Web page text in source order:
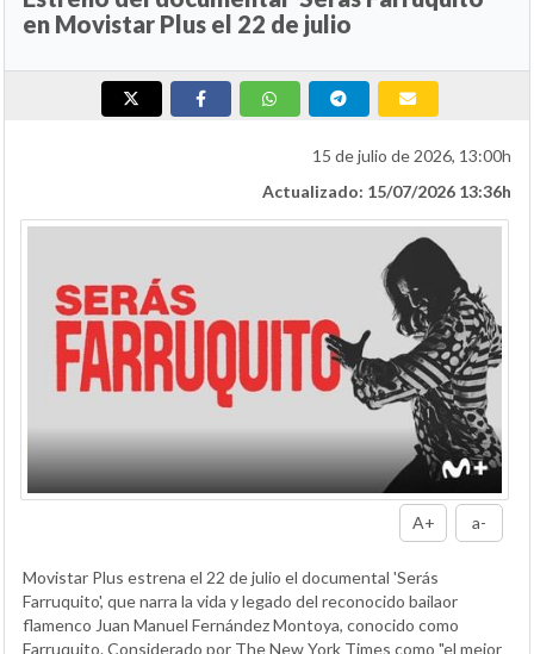
en Movistar Plus el 22 de julio
15 de julio de 2026, 13:00h
Actualizado: 15/07/2026 13:36h
A+ a-
Movistar Plus estrena el 22 de julio el documental 'Serás
Farruquito', que narra la vida y legado del reconocido bailaor
flamenco Juan Manuel Fernández Montoya, conocido como
Farruquito. Considerado por The New York Times como "el mejor